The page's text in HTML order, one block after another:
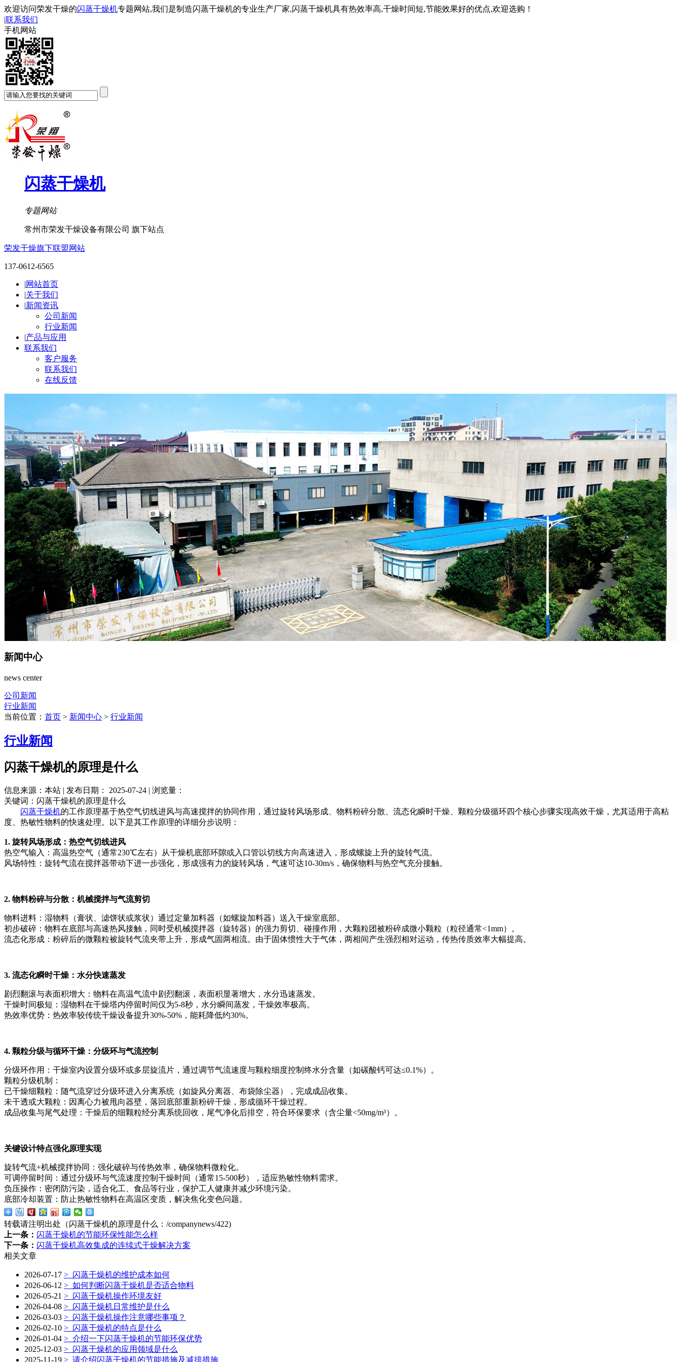
欢迎访问荣发干燥的闪蒸干燥机专题网站,我们是制造闪蒸干燥机的专业生产厂家,闪蒸干燥机具有热效率高,干燥时间短,节能效果好的优点,欢迎选购！
|联系我们
手机网站
闪蒸干燥机
专题网站
常州市荣发干燥设备有限公司 旗下站点
荣发干燥旗下联盟网站
137-0612-6565
|网站首页
|关于我们
|新闻资讯
公司新闻
行业新闻
|产品与应用
联系我们
客户服务
联系我们
在线反馈
新闻中心
news center
公司新闻
行业新闻
当前位置： 首页 > 新闻中心 > 行业新闻
行业新闻
闪蒸干燥机的原理是什么
信息来源：本站 | 发布日期： 2025-07-24 | 浏览量：
关键词：闪蒸干燥机的原理是什么
闪蒸干燥机的工作原理基于热空气切线进风与高速搅拌的协同作用，通过旋转风场形成、物料粉碎分散、流态化瞬时干燥、颗粒分级循环四个核心步骤实现高效干燥，尤其适用于高粘
度、热敏性物料的快速处理。以下是其工作原理的详细分步说明：
1. 旋转风场形成：热空气切线进风
热空气输入：高温热空气（通常230℃左右）从干燥机底部环隙或入口管以切线方向高速进入，形成螺旋上升的旋转气流。
风场特性：旋转气流在搅拌器带动下进一步强化，形成强有力的旋转风场，气速可达10-30m/s，确保物料与热空气充分接触。
2. 物料粉碎与分散：机械搅拌与气流剪切
物料进料：湿物料（膏状、滤饼状或浆状）通过定量加料器（如螺旋加料器）送入干燥室底部。
初步破碎：物料在底部与高速热风接触，同时受机械搅拌器（旋转器）的强力剪切、碰撞作用，大颗粒团被粉碎成微小颗粒（粒径通常<1mm）。
流态化形成：粉碎后的微颗粒被旋转气流夹带上升，形成气固两相流。由于固体惯性大于气体，两相间产生强烈相对运动，传热传质效率大幅提高。
3. 流态化瞬时干燥：水分快速蒸发
剧烈翻滚与表面积增大：物料在高温气流中剧烈翻滚，表面积显著增大，水分迅速蒸发。
干燥时间极短：湿物料在干燥塔内停留时间仅为5-8秒，水分瞬间蒸发，干燥效率极高。
热效率优势：热效率较传统干燥设备提升30%-50%，能耗降低约30%。
4. 颗粒分级与循环干燥：分级环与气流控制
分级环作用：干燥室内设置分级环或多层旋流片，通过调节气流速度与颗粒细度控制终水分含量（如碳酸钙可达≤0.1%）。
颗粒分级机制：
已干燥细颗粒：随气流穿过分级环进入分离系统（如旋风分离器、布袋除尘器），完成成品收集。
未干透或大颗粒：因离心力被甩向器壁，落回底部重新粉碎干燥，形成循环干燥过程。
成品收集与尾气处理：干燥后的细颗粒经分离系统回收，尾气净化后排空，符合环保要求（含尘量<50mg/m³）。
关键设计特点强化原理实现
旋转气流+机械搅拌协同：强化破碎与传热效率，确保物料微粒化。
可调停留时间：通过分级环与气流速度控制干燥时间（通常15-500秒），适应热敏性物料需求。
负压操作：密闭防污染，适合化工、食品等行业，保护工人健康并减少环境污染。
底部冷却装置：防止热敏性物料在高温区变质，解决焦化变色问题。
转载请注明出处（闪蒸干燥机的原理是什么： /companynews/422)
上一条： 闪蒸干燥机的节能环保性能怎么样
下一条： 闪蒸干燥机高效集成的连续式干燥解决方案
相关文章
2026-07-17 > 闪蒸干燥机的维护成本如何
2026-06-12 > 如何判断闪蒸干燥机是否适合物料
2026-05-21 > 闪蒸干燥机操作环境友好
2026-04-08 > 闪蒸干燥机日常维护是什么
2026-03-03 > 闪蒸干燥机操作注意哪些事项？
2026-02-10 > 闪蒸干燥机的特点是什么
2026-01-04 > 介绍一下闪蒸干燥机的节能环保优势
2025-12-03 > 闪蒸干燥机的应用领域是什么
2025-11-19 > 请介绍闪蒸干燥机的节能措施及减排措施